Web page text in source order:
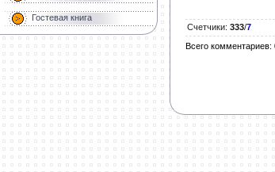
Гостевая книга
Счетчики: 333/7
Всего комментариев: